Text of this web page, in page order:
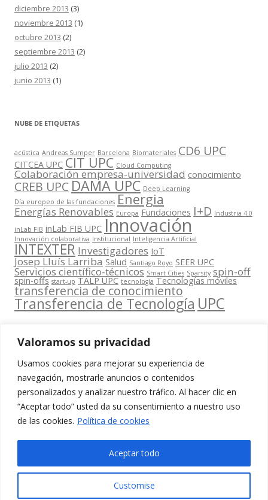
Valoramos su privacidad
Usamos cookies para mejorar su experiencia de
navegación, mostrarle anuncios o contenidos
personalizados y analizar nuestro tráfico. Al hacer clic en
“Aceptar todo” usted da su consentimiento a nuestro uso
de las cookies. Política de cookies
Customise
Aceptar todo
diciembre 2013 (3)
noviembre 2013 (1)
octubre 2013 (2)
septiembre 2013 (2)
julio 2013 (2)
junio 2013 (1)
NUBE DE ETIQUETAS
acústica Andreas Sumper Barcelona Biomateriales CD6 UPC
CITCEA UPC CIT UPC Cloud Computing
Colaboración empresa-universidad conocimiento
CREB UPCDAMA UPC Deep Learning
Día europeo de las fundaciones Energia
Energías Renovables Europa Fundaciones I+D Industria 4.0
inLab FIB inLab FIB UPC Innovación
Innovación colaborativa Institucional Inteligencia Artificial
INTEXTER Investigadores IoT
Josep Lluís Larriba Salud Santiago Royo SEER UPC
Servicios científico-técnicos Smart Cities Sparsity spin-off
spin-offs start-up TALP UPC tecnología Tecnologías móviles
transferencia de conocimiento
Transferencia de Tecnología UPC
Contacta
amb
nosaltres
Edifici
Girona 1-3
www.cit.upc.edu
+34 93 405 44
03
Segueix-nos